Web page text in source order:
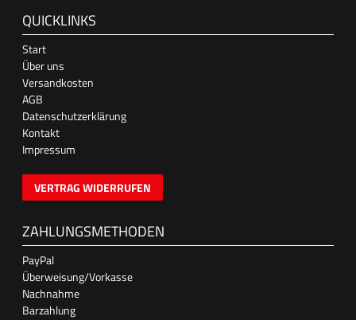
QUICKLINKS
Start
Über uns
Versandkosten
AGB
Datenschutzerklärung
Kontakt
Impressum
VERTRAG WIDERRUFEN
ZAHLUNGSMETHODEN
PayPal
Überweisung/Vorkasse
Nachnahme
Barzahlung